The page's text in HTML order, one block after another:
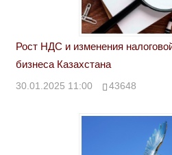
Рост НДС и изменения
бизнеса Казахстана
30.01.2025 11:00 43648